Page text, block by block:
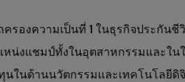
รองความเป็นที่ 1 ในธุรกิจประกัน
หน่งแชมป์ทั้งในอุตสาหกรรมและใน
นในด้านนวัตกรรมและเทคโนโลยี